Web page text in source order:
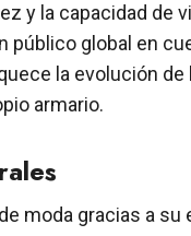
y la capacidad de
público global en
la evolución
armario.
moda gracias a su